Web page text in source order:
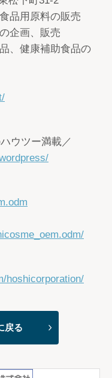
品用原料の販売
画、販売
康補助食品の
ウツー満載／
hoshicorporation/
戻る